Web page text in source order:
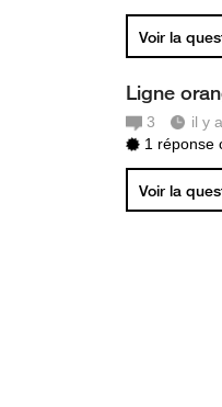
Voir la
Ligne
3
il y
1 réponse
Voir la